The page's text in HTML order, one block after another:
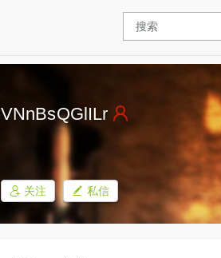
VNnBsQGlILr
关注 私信